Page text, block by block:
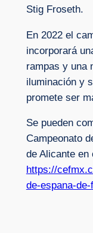
Stig Froseth.
En 2022 el
incorporará
rampas y una
iluminación y
promete ser
Se pueden
Campeonato
de Alicante en
https://
de-espana-